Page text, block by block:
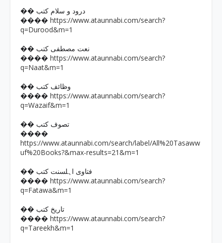
�� درود و سلام کتب
���� https://www.ataunnabi.com/search?
q=Durood&m=1
�� نعت مصطفی کتب
���� https://www.ataunnabi.com/search?
q=Naat&m=1
�� وظائف کتب
���� https://www.ataunnabi.com/search?
q=Wazaif&m=1
�� تصوف کتب
����
https://www.ataunnabi.com/search/label/All%20Tasaww
uf%20Books?&max-results=21&m=1
�� فتاوی اہلسنت کتب
���� https://www.ataunnabi.com/search?
q=Fatawa&m=1
�� تاریخ کتب
���� https://www.ataunnabi.com/search?
q=Tareekh&m=1